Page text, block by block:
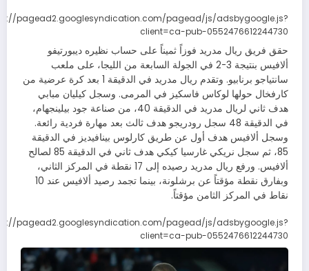
pagead2.googlesyndication.com/pagead/js/adsbygoogle.js?
client=ca-pub-0552476612244730
حقق فريق ريال مدريد فوزاً ثميناً على حساب نظيره ديبورتيفو
ألافيس بنتيجة 3-2 في الجولة السابعة من الليجا، على ملعب
سانتياجو برنابيو. وتقدم ريال مدريد في الدقيقة 1 بعد كرة عرضية من
كارفخال حولها لوكاس فاسكيز في المرمى. وسجل كيليان مبابي
هدف ثاني لريال مدريد في الدقيقة 40، من صناعة جود بيلينجهام،
في الدقيقة 48 سجل رودريجو هدف ثالث بعد مهارة فردية رائعة.
وسجل ألافيس هدف أول عن طريق كارلوس بينافيديز في الدقيقة
85، ثم سجل نريكي غارسيا كيكي هدف ثاني في الدقيقة 85 لصالح
ألافيس. ورفع ريال مدريد رصيده إلى 17 نقطة في المركز الثاني،
وبفارق نقطة مؤقتاً عن برشلونة، بينما تجمد رصيد ألافيس عند 10
نقاط في المركز الثامن مؤقتاً.
pagead2.googlesyndication.com/pagead/js/adsbygoogle.js?
client=ca-pub-0552476612244730